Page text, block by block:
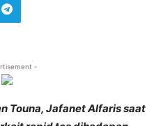
-
Touna, Jafanet Alfaris saat